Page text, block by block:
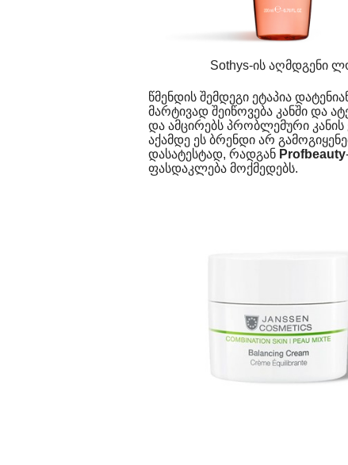
Sothys-ის აღმდგენი
წმენდის შემდეგი ეტაპია
მარტივად შეიწოვება კანში და
და ამცირებს პრობლემური
აქამდე ეს ბრენდი არ
დასატესტად, რადგან Profbeauty
ფასდაკლება მოქმედებს.